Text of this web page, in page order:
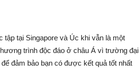
tại Singapore và Úc khi vẫn là một
trình độc đáo ở châu Á vì trường đại
đảm bảo bạn có được kết quả tốt nhất